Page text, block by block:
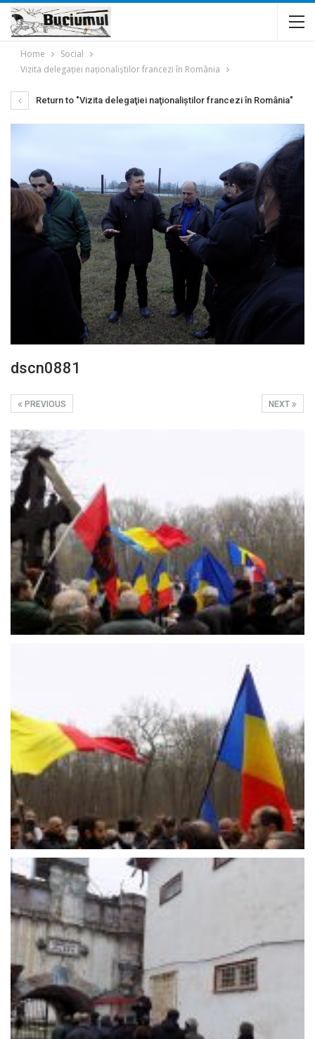
Home
Social
Vizita delegaţiei naţionaliştilor francezi în România
Return to "Vizita delegaţiei naţionaliştilor francezi în România"
dscn0881
NEXT
PREVIOUS